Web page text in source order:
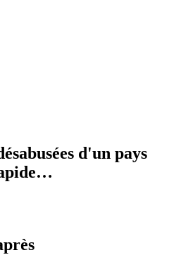
d'un pays